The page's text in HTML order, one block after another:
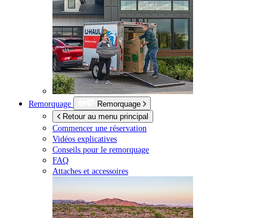
Remorquage
Remorquage
Retour au menu principal
Commencer une réservation
Vidéos explicatives
Conseils pour le remorquage
FAQ
Attaches et accessoires